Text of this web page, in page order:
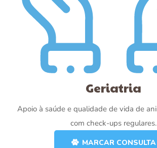
Geriatria
Apoio à saúde e qualidade de vida de
com check-ups regulares.
MARCAR CONSULTA